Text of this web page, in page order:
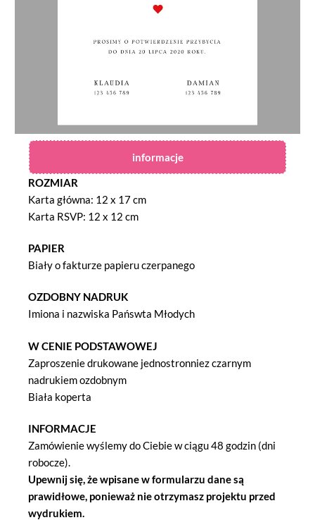
informacje
ROZMIAR
Karta główna: 12 x 17 cm
Karta RSVP: 12 x 12 cm
PAPIER
Biały o fakturze papieru czerpanego
OZDOBNY NADRUK
Imiona i nazwiska Pańswta Młodych
W CENIE PODSTAWOWEJ
Zaproszenie drukowane jednostronniez czarnym
nadrukiem ozdobnym
Biała koperta
INFORMACJE
Zamówienie wyślemy do Ciebie w ciągu 48 godzin (dni
robocze).
Upewnij się, że wpisane w formularzu dane są
prawidłowe, ponieważ nie otrzymasz projektu przed
wydrukiem.